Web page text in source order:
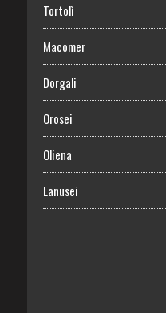
Tortolì
Macomer
Dorgali
Orosei
Oliena
Lanusei